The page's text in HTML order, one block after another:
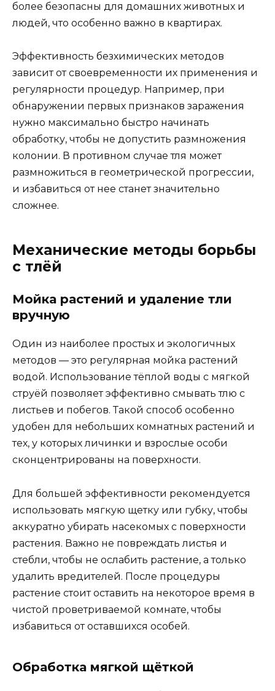
более безопасны для домашних животных и
людей, что особенно важно в квартирах.
Эффективность безхимических методов
зависит от своевременности их применения и
регулярности процедур. Например, при
обнаружении первых признаков заражения
нужно максимально быстро начинать
обработку, чтобы не допустить размножения
колонии. В противном случае тля может
размножиться в геометрической прогрессии,
и избавиться от нее станет значительно
сложнее.
Механические методы борьбы
с тлёй
Мойка растений и удаление тли
вручную
Один из наиболее простых и экологичных
методов — это регулярная мойка растений
водой. Использование тёплой воды с мягкой
струёй позволяет эффективно смывать тлю с
листьев и побегов. Такой способ особенно
удобен для небольших комнатных растений и
тех, у которых личинки и взрослые особи
сконцентрированы на поверхности.
Для большей эффективности рекомендуется
использовать мягкую щетку или губку, чтобы
аккуратно убирать насекомых с поверхности
растения. Важно не повреждать листья и
стебли, чтобы не ослабить растение, а только
удалить вредителей. После процедуры
растение стоит оставить на некоторое время в
чистой проветриваемой комнате, чтобы
избавиться от оставшихся особей.
Обработка мягкой щёткой